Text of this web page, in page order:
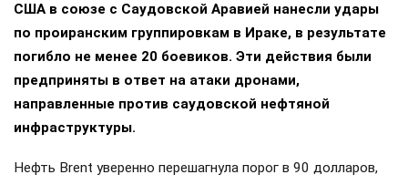
США в союзе с Саудовской Аравией нанесли удары
по проиранским группировкам в Ираке, в результате
погибло не менее 20 боевиков. Эти действия были
предприняты в ответ на атаки дронами,
направленные против саудовской нефтяной
инфраструктуры.
Нефть Brent уверенно перешагнула порог в 90 долларов,